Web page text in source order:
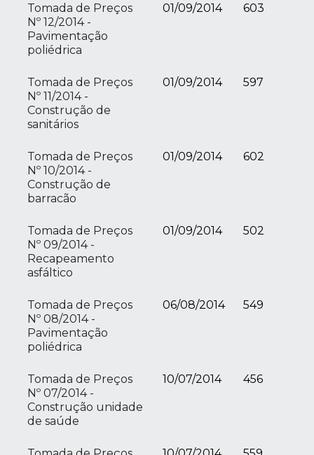
Tomada de Preços
Nº 12/2014 -
Pavimentação
poliédrica
01/09/2014 603
Tomada de Preços
Nº 11/2014 -
Construção de
sanitários
01/09/2014 597
Tomada de Preços
Nº 10/2014 -
Construção de
barracão
01/09/2014 602
Tomada de Preços
Nº 09/2014 -
Recapeamento
asfáltico
01/09/2014 502
Tomada de Preços
Nº 08/2014 -
Pavimentação
poliédrica
06/08/2014 549
Tomada de Preços
Nº 07/2014 -
Construção unidade
de saúde
10/07/2014 456